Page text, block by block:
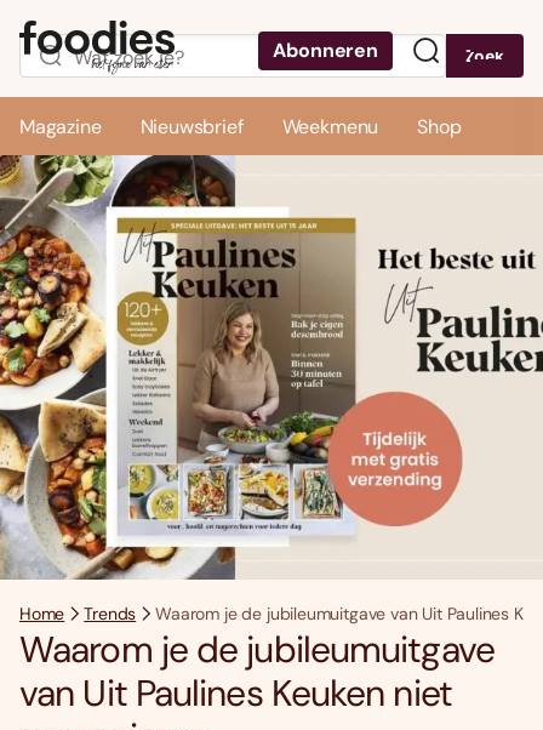
Abonneren Zoek
Magazine Nieuwsbrief Weekmenu Shop
Home Trends Waarom je de jubileumuitgave van Uit Paulines
Waarom je de jubileumuitgave
van Uit Paulines Keuken niet